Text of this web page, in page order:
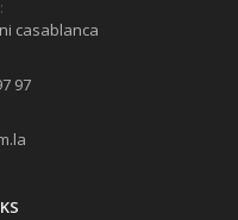
casablanca
97